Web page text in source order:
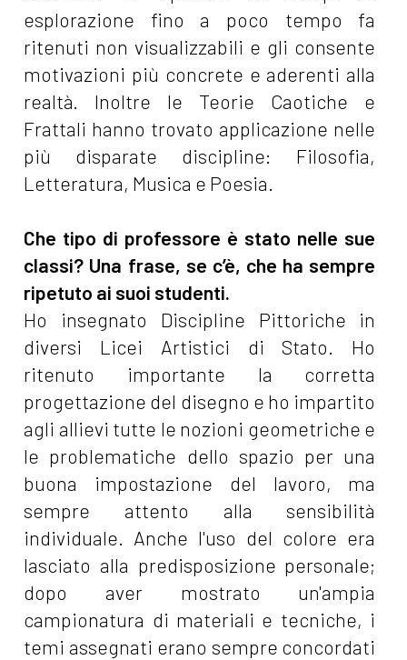
esplorazione fino a poco tempo fa
ritenuti non visualizzabili e gli consente
motivazioni più concrete e aderenti alla
realtà. Inoltre le Teorie Caotiche e
Frattali hanno trovato applicazione nelle
più disparate discipline: Filosofia,
Letteratura, Musica e Poesia.
Che tipo di professore è stato nelle sue
classi? Una frase, se c’è, che ha sempre
ripetuto ai suoi studenti.
Ho insegnato Discipline Pittoriche in
diversi Licei Artistici di Stato. Ho
ritenuto importante la corretta
progettazione del disegno e ho impartito
agli allievi tutte le nozioni geometriche e
le problematiche dello spazio per una
buona impostazione del lavoro, ma
sempre attento alla sensibilità
individuale. Anche l'uso del colore era
lasciato alla predisposizione personale;
dopo aver mostrato un'ampia
campionatura di materiali e tecniche, i
temi assegnati erano sempre concordati